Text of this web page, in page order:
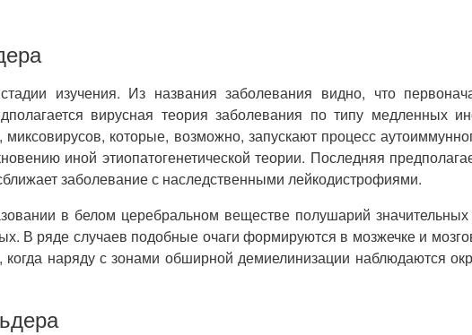
изучения. Из названия заболевания видно, что
вирусная теория заболевания по типу медленных
миксовирусов, которые, возможно, запускают процесс
иной этиопатогенетической теории. Последняя
заболевание с наследственными лейкодистрофиями.
в белом церебральном веществе полушарий
В ряде случаев подобные очаги формируются в мозжечке и
когда наряду с зонами обширной демиелинизации наблюдаются